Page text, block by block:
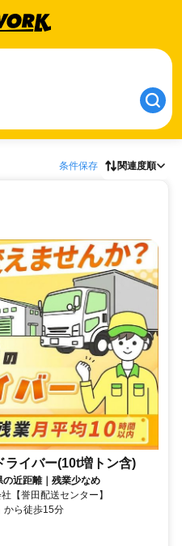
条件保存 関連度順
ライバー(10t増トン含)
近距離｜残業少なめ
【誉田配送センター】
から徒歩15分